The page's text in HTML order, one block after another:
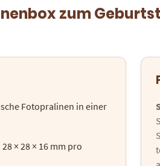
zum
Fotopralinen in einer
28 × 28 × 16 mm pro